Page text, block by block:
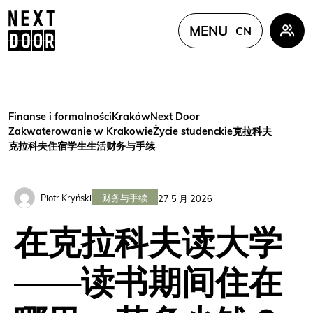
MENU CN
UKR
Finanse i formalności KrakówNext Door
Zakwaterowanie w KrakowieŻycie studenckie克拉科夫
克拉科夫住宿学生生活财务与手续
Piotr Kryński 财务与手续 27 5 月 2026
在克拉科夫读大学
——读书期间住在